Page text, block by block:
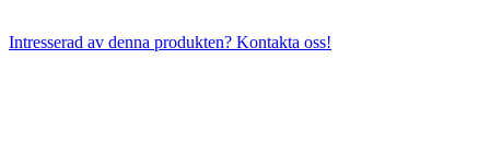
Intresserad av denna produkten? Kontakta oss!